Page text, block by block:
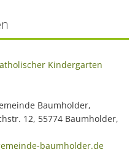
Kindergarten
Baumholder,
12, 55774 Baumholder,
baumholder.de